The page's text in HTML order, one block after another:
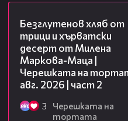
Безглутенов хляб от
трици и хърватски
десерт от Милена
Маркова-Маца |
Черешката на
авг. 2026 | част 2
3
Черешката на
тортата